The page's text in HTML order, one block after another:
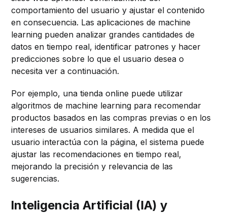
comportamiento del usuario y ajustar el contenido
en consecuencia. Las aplicaciones de machine
learning pueden analizar grandes cantidades de
datos en tiempo real, identificar patrones y hacer
predicciones sobre lo que el usuario desea o
necesita ver a continuación.
Por ejemplo, una tienda online puede utilizar
algoritmos de machine learning para recomendar
productos basados en las compras previas o en los
intereses de usuarios similares. A medida que el
usuario interactúa con la página, el sistema puede
ajustar las recomendaciones en tiempo real,
mejorando la precisión y relevancia de las
sugerencias.
Inteligencia Artificial (IA) y